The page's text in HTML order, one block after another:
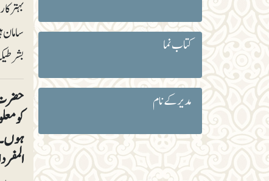
کتاب نما
مدیر کے نام
بہتر
حضرت
کو
ہوں۔